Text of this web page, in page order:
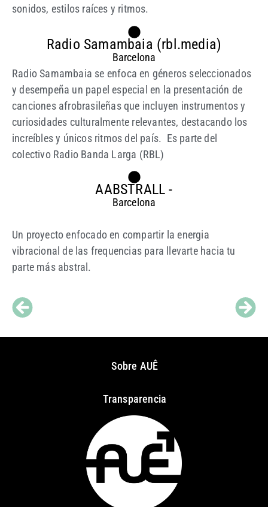
sonidos, estilos raíces y ritmos.
Radio Samambaia (rbl.media)
Barcelona
Radio Samambaia se enfoca en géneros seleccionados
y desempeña un papel especial en la presentación de
canciones afrobrasileñas que incluyen instrumentos y
curiosidades culturalmente relevantes, destacando los
increíbles y únicos ritmos del país. Es parte del
colectivo Radio Banda Larga (RBL)
AABSTRALL -
Barcelona
Un proyecto enfocado en compartir la energia
vibracional de las frequencias para llevarte hacia tu
parte más abstral.
Sobre AUÊ
Transparencia